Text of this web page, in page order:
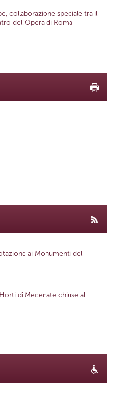
collaborazione speciale tra il
dell'Opera di Roma
ai Monumenti del
di Mecenate chiuse al